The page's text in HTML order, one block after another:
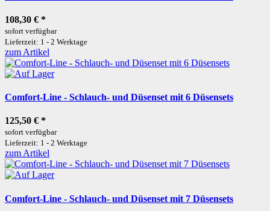
108,30 € *
sofort verfügbar
Lieferzeit: 1 - 2 Werktage
zum Artikel
Comfort-Line - Schlauch- und Düsenset mit 6 Düsensets
125,50 € *
sofort verfügbar
Lieferzeit: 1 - 2 Werktage
zum Artikel
Comfort-Line - Schlauch- und Düsenset mit 7 Düsensets